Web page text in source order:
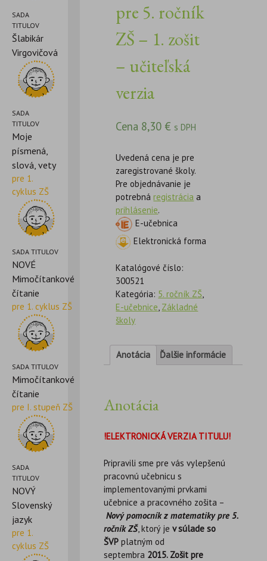
SADA
TITULOV
Šlabikár
Virgovičová
SADA
TITULOV
Moje
písmená,
slová, vety
pre 1.
cyklus ZŠ
SADA TITULOV
NOVÉ
Mimočítankové
čítanie
pre 1. cyklus ZŠ
SADA TITULOV
Mimočítankové
čítanie
pre I. stupeň ZŠ
SADA
TITULOV
NOVÝ
Slovenský
jazyk
pre 1.
cyklus ZŠ
pre 5. ročník
ZŠ – 1. zošit
– učiteľská
verzia
Cena 8,30 € s DPH
Uvedená cena je pre
zaregistrované školy.
Pre objednávanie je
potrebnáregistrácia a
prihlásenie.
E-učebnica
Elektronická forma
Katalógové číslo:
300521
Kategória: 5. ročník ZŠ,
E-učebnice, Základné
školy
Anotácia Ďalšie informácie
Anotácia
!ELEKTRONICKÁ VERZIA TITULU!
Pripravili sme pre vás vylepšenú
pracovnú učebnicu s
implementovanými prvkami
učebnice a pracovného zošita –
Nový pomocník z matematiky pre 5.
ročník ZŠ, ktorý jev súlade so
ŠVP platným od
septembra 2015. Zošit pre